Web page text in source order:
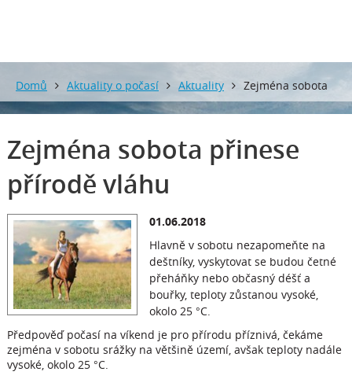
Domů Aktuality o počasí Aktuality Zejména sobota
přinese přírodě vláhu
Zejména sobota přinese
přírodě vláhu
01.06.2018
Hlavně v sobotu nezapomeňte na
deštníky, vyskytovat se budou četné
přeháňky nebo občasný déšť a
bouřky, teploty zůstanou vysoké,
okolo 25 °C.
Předpověď počasí na víkend je pro přírodu příznivá, čekáme
zejména v sobotu srážky na většině území, avšak teploty nadále
vysoké, okolo 25 °C.